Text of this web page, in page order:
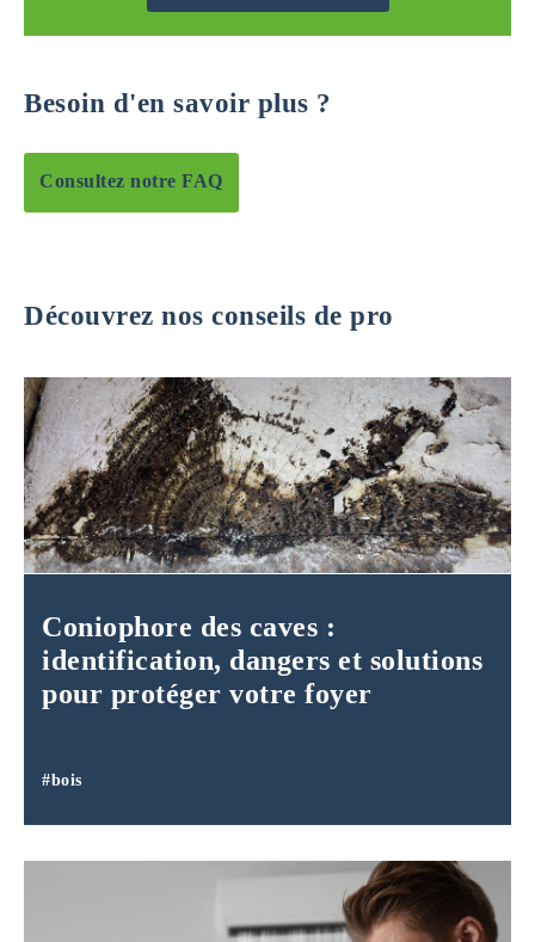
Besoin d'en savoir plus ?
Consultez notre FAQ
Découvrez nos conseils de pro
Coniophore des caves :
identification, dangers et solutions
pour protéger votre foyer
#bois